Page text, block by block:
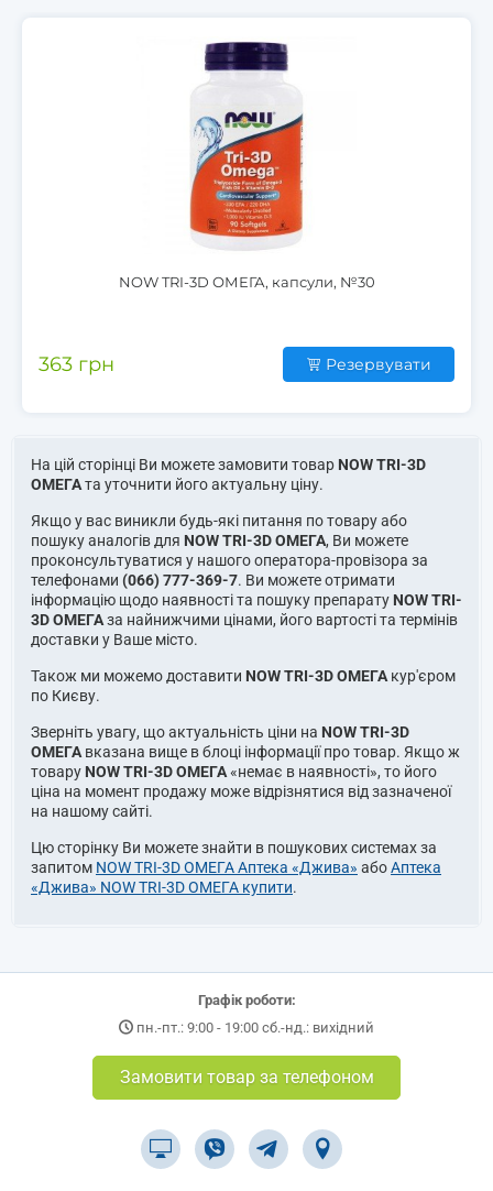
NOW TRI-3D ОМЕГА, капсули, №30
Резервувати
363 грн
На цій сторінці Ви можете замовити товар NOW TRI-3D
ОМЕГАта уточнити його актуальну ціну.
Якщо у вас виникли будь-які питання по товару або
пошуку аналогів для NOW TRI-3D ОМЕГА, Ви можете
проконсультуватися у нашого оператора-провізора за
телефонами (066) 777-369-7. Ви можете отримати
інформацію щодо наявності та пошуку препарату NOW TRI-
3D ОМЕГАза найнижчими цінами, його вартості та термінів
доставки у Ваше місто.
Також ми можемо доставити NOW TRI-3D ОМЕГА кур'єром
по Києву.
Зверніть увагу, що актуальність ціни на NOW TRI-3D
ОМЕГА вказана вище в блоці інформації про товар. Якщо ж
товару NOW TRI-3D ОМЕГА«немає в наявності», то його
ціна на момент продажу може відрізнятися від зазначеної
на нашому сайті.
Цю сторінку Ви можете знайти в пошукових системах за
запитом NOW TRI-3D ОМЕГА Аптека «Джива» абоАптека
«Джива» NOW TRI-3D ОМЕГА купити.
Графік роботи:
пн.-пт.: 9:00 - 19:00 сб.-нд.: вихідний
Замовити товар за телефоном